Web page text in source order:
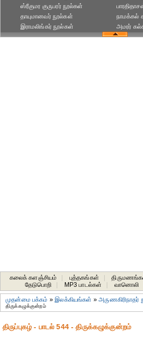
ஸ்ரீகுமர குருபரர் நூல்கள்
தாயுமானவர் நூல்கள்
இராமலிங்கர் நூல்கள்
நாமக்கல்
அமரர்
கலைக் களஞ்சியம் புத்தகங்கள்
தேடுபொறி
MP3 பாடல்கள் வானொலி
முதன்மை பக்கம் »இலக்கியங்கள் »அருணகிரிநாதர்
திருக்கழுக்குன்றம்
திருப்புகழ் - பாடல் 544 - திருக்கழுக்குன்றம்